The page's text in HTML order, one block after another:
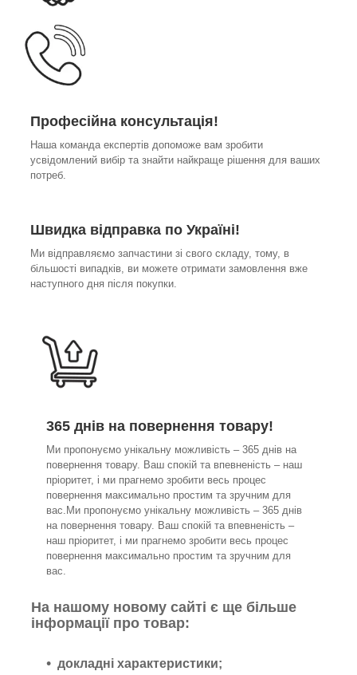
Професійна консультація!
Наша команда експертів допоможе вам зробити
усвідомлений вибір та знайти найкраще рішення для ваших
потреб.
Швидка відправка по Україні!
Ми відправляємо запчастини зі свого складу, тому, в
більшості випадків, ви можете отримати замовлення вже
наступного дня після покупки.
365 днів на повернення товару!
Ми пропонуємо унікальну можливість – 365 днів на
повернення товару. Ваш спокій та впевненість – наш
пріоритет, і ми прагнемо зробити весь процес
повернення максимально простим та зручним для
вас.Ми пропонуємо унікальну можливість – 365 днів
на повернення товару. Ваш спокій та впевненість –
наш пріоритет, і ми прагнемо зробити весь процес
повернення максимально простим та зручним для
вас.
На нашому новому сайті є ще більше
інформації про товар:
докладні характеристики;